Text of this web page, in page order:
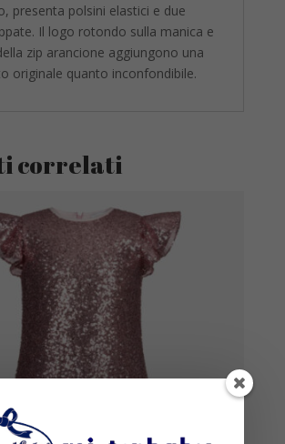
presenta polsini elastici e due
Il logo rotondo sulla manica e
zip arancione aggiungono una
originale quanto inconfondibile.
correlati